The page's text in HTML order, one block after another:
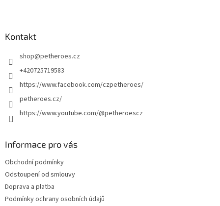
Kontakt
shop@petheroes.cz
+420725719583
https://www.facebook.com/czpetheroes/
petheroes.cz/
https://www.youtube.com/@petheroescz
Informace pro vás
Obchodní podmínky
Odstoupení od smlouvy
Doprava a platba
Podmínky ochrany osobních údajů